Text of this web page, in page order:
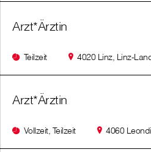
Arzt*Ärztin
Teilzeit 4020 Linz, Linz-
Arzt*Ärztin
Vollzeit, Teilzeit 4060